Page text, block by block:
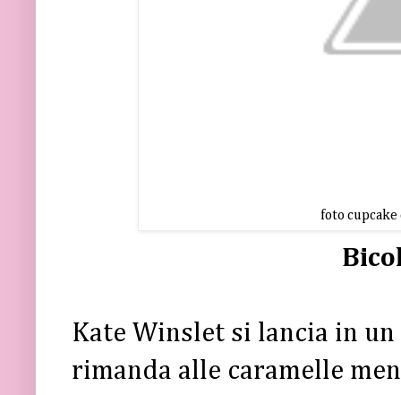
foto
Kate Winslet si lancia in
rimanda alle caramelle